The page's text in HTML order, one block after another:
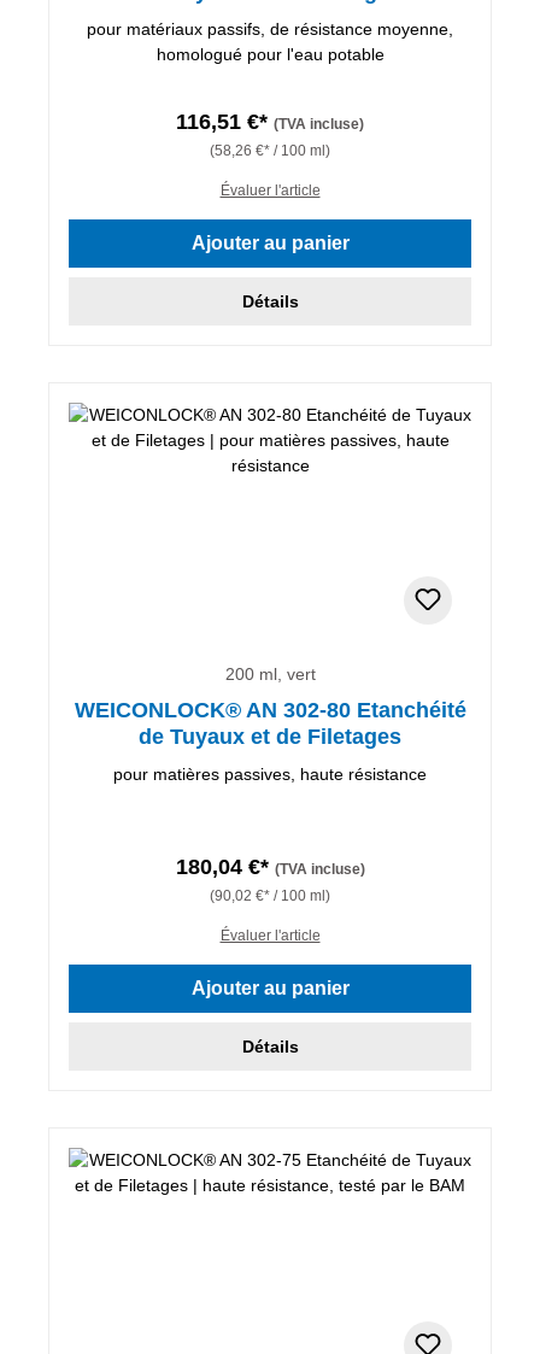
pour matériaux passifs, de résistance moyenne,
homologué pour l'eau potable
116,51 €* (TVA incluse)
(58,26 €* / 100 ml)
Évaluer l'article
Ajouter au panier
Détails
200 ml, vert
WEICONLOCK® AN 302-80 Etanchéité
de Tuyaux et de Filetages
pour matières passives, haute résistance
180,04 €* (TVA incluse)
(90,02 €* / 100 ml)
Évaluer l'article
Ajouter au panier
Détails